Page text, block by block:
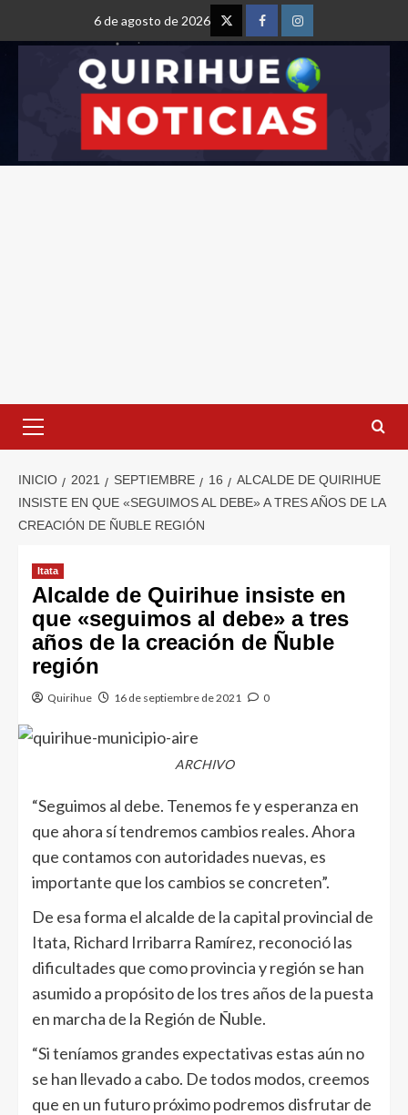
6 de agosto de 2026
INICIO 2021 SEPTIEMBRE 16
ALCALDE DE QUIRIHUE
INSISTE EN QUE «SEGUIMOS AL DEBE» A TRES AÑOS DE LA
CREACIÓN DE ÑUBLE REGIÓN
Itata
Alcalde de Quirihue insiste en
que «seguimos al debe» a tres
años de la creación de Ñuble
región
Quirihue 16 de septiembre de 2021 0
ARCHIVO
“Seguimos al debe. Tenemos fe y esperanza en
que ahora sí tendremos cambios reales. Ahora
que contamos con autoridades nuevas, es
importante que los cambios se concreten”.
De esa forma el alcalde de la capital provincial de
Itata, Richard Irribarra Ramírez, reconoció las
dificultades que como provincia y región se han
asumido a propósito de los tres años de la puesta
en marcha de la Región de Ñuble.
“Si teníamos grandes expectativas estas aún no
se han llevado a cabo. De todos modos, creemos
que en un futuro próximo podremos disfrutar de